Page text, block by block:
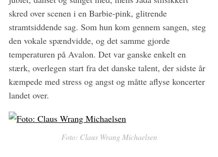
skred over scenen i en Barbie-pink, glitrende
stramtsiddende sag. Som hun kom gennem sangen, steg
den vokale spændvidde, og det samme gjorde
temperaturen på Avalon. Det var ganske enkelt en
stærk, overlegen start fra det danske talent, der sidste år
kæmpede med stress og angst og måtte aflyse koncerter
landet over.
Foto: Claus Wrang Michaelsen
S
a